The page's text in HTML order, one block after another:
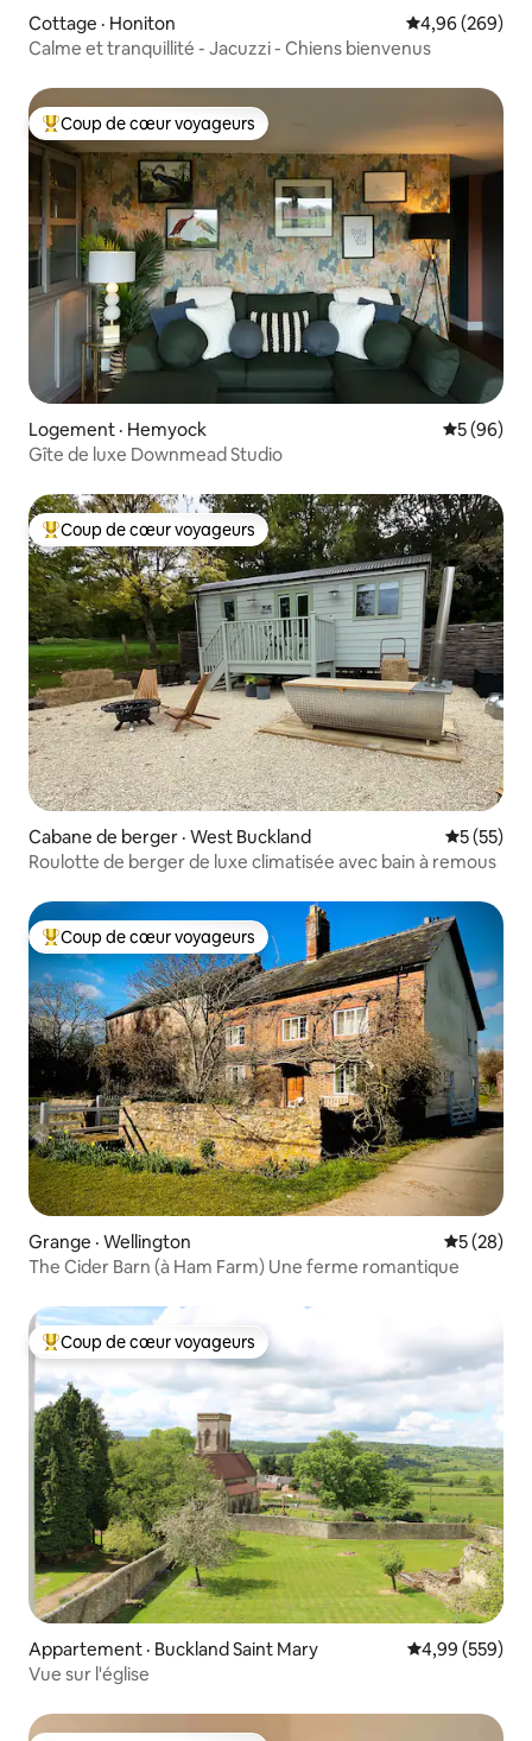
Cottage · Honiton Note
4,96 (269)
Calme et tranquillité - Jacuzzi - Chiens bienvenus
Coup de cœur voyageurs parmi les plus aimés
Coup de cœur voyageurs
Logement · Hemyock Note
5 (96)
Gîte de luxe Downmead Studio
Coup de cœur voyageurs parmi les plus aimés
Coup de cœur voyageurs
Cabane de berger · West Buckland Note
5 (55)
Roulotte de berger de luxe climatisée avec bain à remous
Coup de cœur voyageurs parmi les plus aimés
Coup de cœur voyageurs
Grange · Wellington Note
5 (28)
The Cider Barn (à Ham Farm) Une ferme romantique
Coup de cœur voyageurs parmi les plus aimés
Coup de cœur voyageurs
Appartement · Buckland Saint Mary Note
4,99 (559)
Vue sur l'église